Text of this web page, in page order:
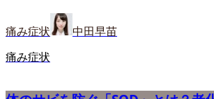
痛み症状 中田早苗
痛み症状